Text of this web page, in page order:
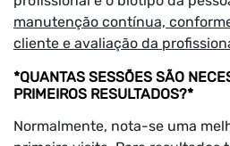
manutenção contínua,
cliente e avaliação da
*QUANTAS SESSÕES SÃO
PRIMEIROS RESULTADOS?*
Normalmente, nota-se uma